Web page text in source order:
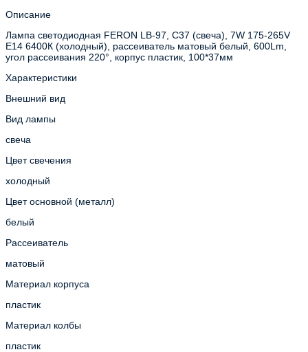
Описание
Лампа светодиодная FERON LB-97, C37 (свеча), 7W 175-265V
E14 6400К (холодный), рассеиватель матовый белый, 600Lm,
угол рассеивания 220°, корпус пластик, 100*37мм
Характеристики
Внешний вид
Вид лампы
свеча
Цвет свечения
холодный
Цвет основной (металл)
белый
Рассеиватель
матовый
Материал корпуса
пластик
Материал колбы
пластик